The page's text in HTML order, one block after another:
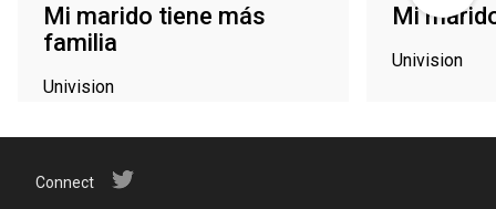
Mi marido tiene más
familia
Univision
Mi
Univision
Connect